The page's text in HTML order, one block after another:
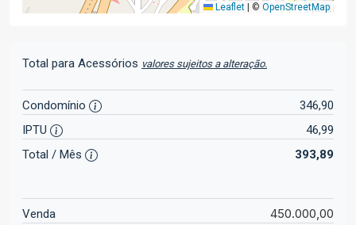
Leaflet | © OpenStreetMap
Total para Acessórios valores sujeitos a alteração.
Condomínio
346,90
IPTU
46,99
Total / Mês
393,89
Venda 450.000,00